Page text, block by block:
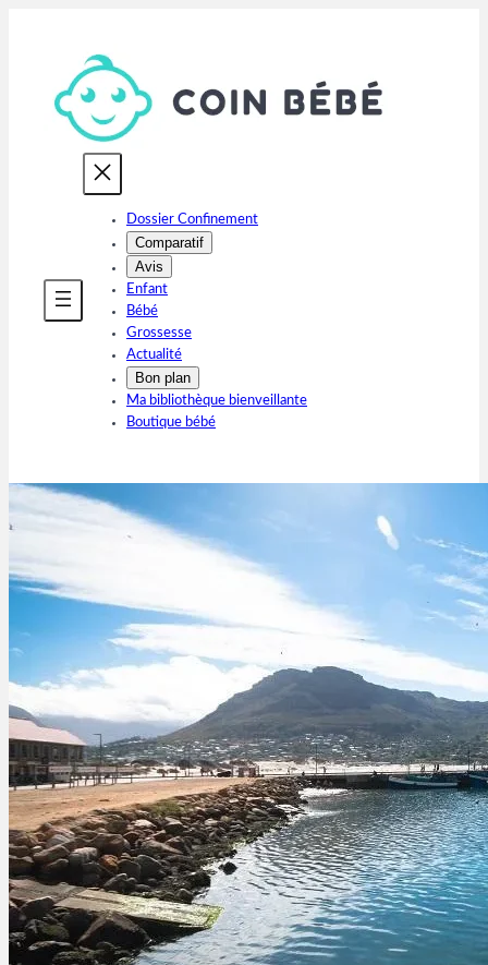
contenu
Dossier Confinement
Comparatif
Avis
Enfant
Bébé
Grossesse
Actualité
Bon plan
Ma bibliothèque bienveillante
Boutique bébé